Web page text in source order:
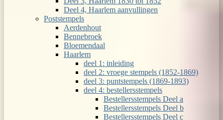
Deel 4, Haarlem aanvullingen
Poststempels
Aerdenhout
Bennebroek
Bloemendaal
Haarlem
deel 1: inleiding
deel 2: vroege stempels (1852-1869)
deel 3: puntstempels (1869-1893)
deel 4: bestellersstempels
Bestellersstempels Deel a
Bestellersstempels Deel b
Bestellersstempels Deel c